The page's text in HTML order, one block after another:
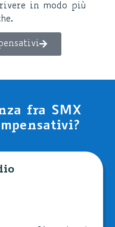
in modo più
fra SMX